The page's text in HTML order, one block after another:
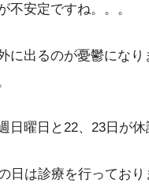
不安定ですね。。。
に出るのが憂鬱にな
日曜日と22、23日が
日は診療を行っており